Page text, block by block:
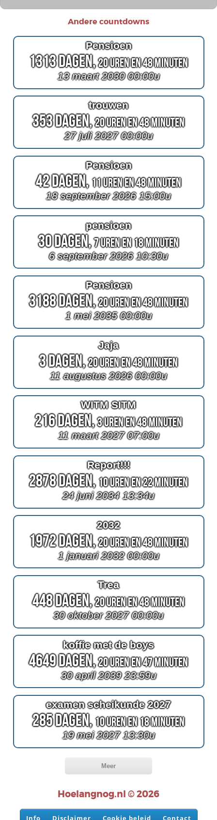
Andere countdowns
Pensioen
1313 Dagen,20 Uren en 48 Minuten
13 maart 2030 00:00u
trouwen
353 Dagen,20 Uren en 48 Minuten
27 juli 2027 00:00u
Pensioen
42 Dagen,11 Uren en 48 Minuten
18 september 2026 15:00u
pensioen
30 Dagen,7 Uren en 18 Minuten
6 september 2026 10:30u
Pensioen
3188 Dagen,20 Uren en 48 Minuten
1 mei 2035 00:00u
Jaja
3 Dagen,20 Uren en 48 Minuten
11 augustus 2026 00:00u
WITM SITM
216 Dagen,3 Uren en 48 Minuten
11 maart 2027 07:00u
Report!!!
2878 Dagen,10 Uren en 22 Minuten
24 juni 2034 13:34u
2032
1972 Dagen,20 Uren en 48 Minuten
1 januari 2032 00:00u
Trea
448 Dagen,20 Uren en 48 Minuten
30 oktober 2027 00:00u
koffie met de boys
4649 Dagen,20 Uren en 47 Minuten
30 april 2039 23:59u
examen scheikunde 2027
285 Dagen,10 Uren en 18 Minuten
19 mei 2027 13:30u
Meer
Hoelangnog.nl © 2026
Info Disclaimer Cookie beleid Contact